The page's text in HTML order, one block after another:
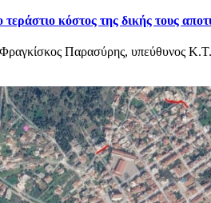
κόστος της δικής τους
Παρασύρης, υπεύθυνος